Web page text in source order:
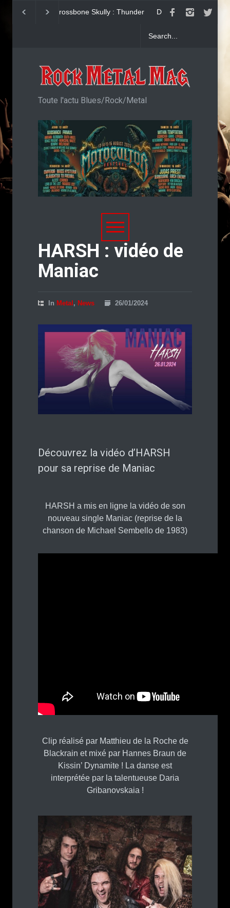
Dead Poet Society : clip de
John Diva & The
Love : Single
Toute l'actu Blues/Rock/Metal
HARSH : vidéo de
Maniac
In Metal , News 26/01/2024
Découvrez la vidéo d’HARSH
pour sa reprise de Maniac
HARSH a mis en ligne la vidéo de son
nouveau single Maniac (reprise de la
chanson de Michael Sembello de 1983)
Clip réalisé par Matthieu de la Roche de
Blackrain et mixé par Hannes Braun de
Kissin’ Dynamite ! La danse est
interprétée par la talentueuse Daria
Gribanovskaia !